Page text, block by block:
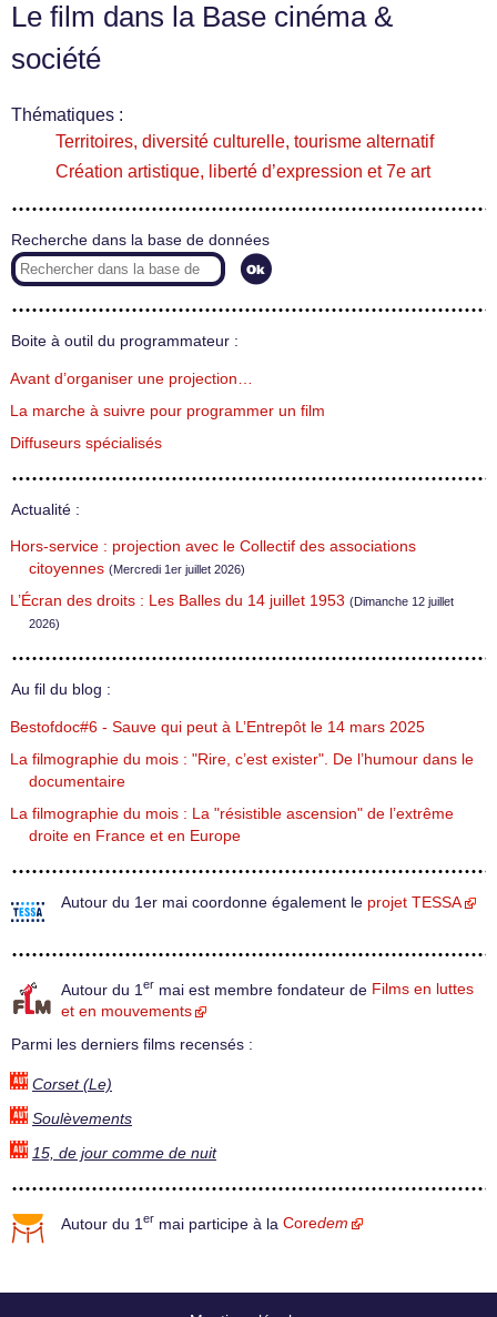
Le film dans la Base cinéma &
société
Thématiques :
Territoires, diversité culturelle, tourisme alternatif
Création artistique, liberté d’expression et 7e art
Recherche dans la base de données
Boite à outil du programmateur :
Avant d’organiser une projection…
La marche à suivre pour programmer un film
Diffuseurs spécialisés
Actualité :
Hors-service : projection avec le Collectif des associations
citoyennes (Mercredi 1er juillet 2026)
L’Écran des droits : Les Balles du 14 juillet 1953 (Dimanche 12 juillet
2026)
Au fil du blog :
Bestofdoc#6 - Sauve qui peut à L’Entrepôt le 14 mars 2025
La filmographie du mois : "Rire, c’est exister". De l’humour dans le
documentaire
La filmographie du mois : La "résistible ascension" de l’extrême
droite en France et en Europe
Autour du 1er mai coordonne également le projet TESSA
Autour du 1 er mai est membre fondateur de Films en luttes
et en mouvements
Parmi les derniers films recensés :
Corset (Le)
Soulèvements
15, de jour comme de nuit
Autour du 1 er mai participe à la Coredem